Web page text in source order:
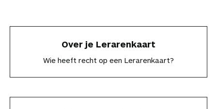
Over je Lerarenkaart
Wie heeft recht op een Lerarenkaart?